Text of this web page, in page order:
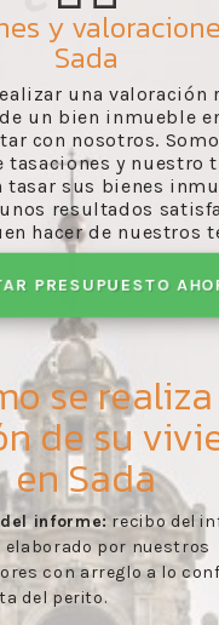
y
Sada
una valoración
un bien inmueble
con nosotros.
tasaciones y nuestro
tasar sus bienes
resultados
hacer de nuestros
PRESUPUESTO
se
de su
en Sada
informe:recibo del
por nuestros
con arreglo a lo
del perito.